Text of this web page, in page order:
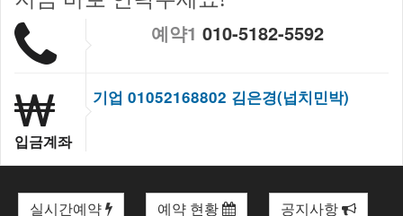
예약1 010-5182-5592
입금계좌
기업 01052168802 김은경(넙치민박)
실시간예약 예약 현황 공지사항